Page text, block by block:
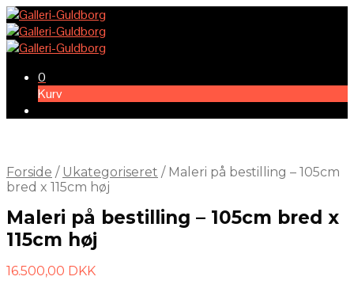
0
Kurv
Forside / Ukategoriseret /Maleri på bestilling – 105cm
bred x 115cm høj
Maleri på bestilling – 105cm bred x
115cm høj
16.500,00 DKK